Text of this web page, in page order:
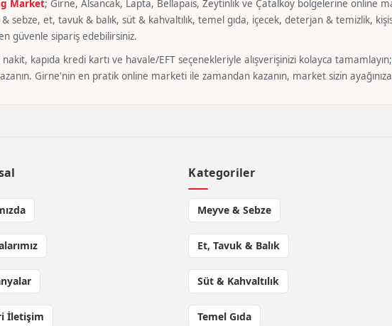
Market; Girne, Alsancak, Lapta, Bellapais, Zeytinlik ve Çatalköy bölgelerine online
sebze, et, tavuk & balık, süt & kahvaltılık, temel gıda, içecek, deterjan & temizlik,
güvenle sipariş edebilirsiniz.
nakit, kapıda kredi kartı ve havale/EFT seçenekleriyle alışverişinizi kolayca tamamlayın;
Girne'nin en pratik online marketi ile zamandan kazanın, market sizin
İletişim
Kategoriler
Meyve & Sebze
Et, Tavuk & Balık
Süt & Kahvaltılık
Temel Gıda